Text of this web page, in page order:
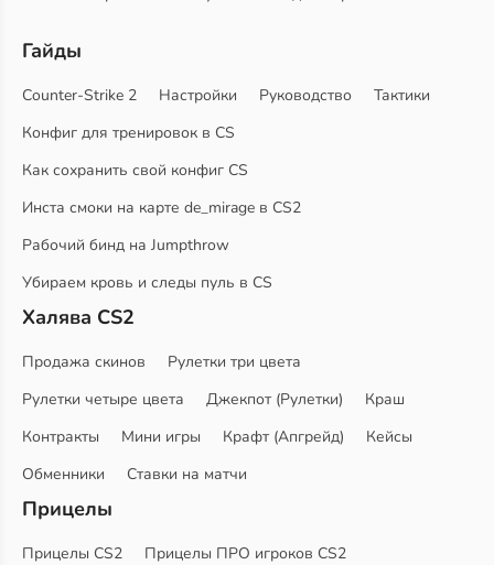
Гайды
Counter-Strike 2 Настройки Руководство
Тактики
Конфиг для тренировок в CS
Как сохранить свой конфиг CS
Инста смоки на карте de_mirage в CS2
Рабочий бинд на Jumpthrow
Убираем кровь и следы пуль в CS
Халява CS2
Продажа скинов
Рулетки три цвета
Рулетки четыре цвета
Джекпот (Рулетки)
Краш
Контракты
Мини игры Крафт (Апгрейд)
Кейсы
Обменники
Ставки на матчи
Прицелы
Прицелы CS2
Прицелы ПРО игроков CS2